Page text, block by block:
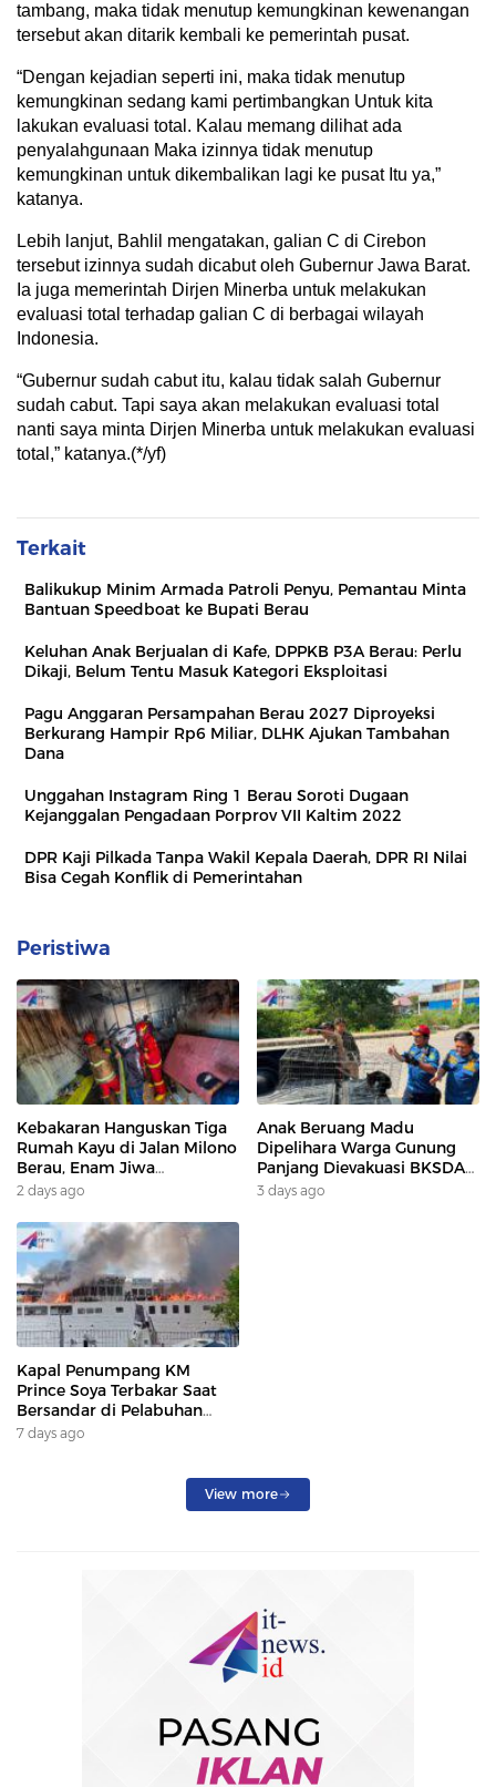
tambang, maka tidak menutup kemungkinan kewenangan
tersebut akan ditarik kembali ke pemerintah pusat.
“Dengan kejadian seperti ini, maka tidak menutup
kemungkinan sedang kami pertimbangkan Untuk kita
lakukan evaluasi total. Kalau memang dilihat ada
penyalahgunaan Maka izinnya tidak menutup
kemungkinan untuk dikembalikan lagi ke pusat Itu ya,”
katanya.
Lebih lanjut, Bahlil mengatakan, galian C di Cirebon
tersebut izinnya sudah dicabut oleh Gubernur Jawa Barat.
Ia juga memerintah Dirjen Minerba untuk melakukan
evaluasi total terhadap galian C di berbagai wilayah
Indonesia.
“Gubernur sudah cabut itu, kalau tidak salah Gubernur
sudah cabut. Tapi saya akan melakukan evaluasi total
nanti saya minta Dirjen Minerba untuk melakukan evaluasi
total,” katanya.(*/yf)
Terkait
Balikukup Minim Armada Patroli Penyu, Pemantau Minta
Bantuan Speedboat ke Bupati Berau
Keluhan Anak Berjualan di Kafe, DPPKB P3A Berau: Perlu
Dikaji, Belum Tentu Masuk Kategori Eksploitasi
Pagu Anggaran Persampahan Berau 2027 Diproyeksi
Berkurang Hampir Rp6 Miliar, DLHK Ajukan Tambahan
Dana
Unggahan Instagram Ring 1 Berau Soroti Dugaan
Kejanggalan Pengadaan Porprov VII Kaltim 2022
DPR Kaji Pilkada Tanpa Wakil Kepala Daerah, DPR RI Nilai
Bisa Cegah Konflik di Pemerintahan
Peristiwa
Kebakaran Hanguskan Tiga
Rumah Kayu di Jalan Milono
Berau, Enam Jiwa
Terdampak
2 days ago
Anak Beruang Madu
Dipelihara Warga Gunung
Panjang Dievakuasi BKSDA
Dan DAMKAR
3 days ago
Kapal Penumpang KM
Prince Soya Terbakar Saat
Bersandar di Pelabuhan
Samarinda, Keberangkatan
7 days ago
View more